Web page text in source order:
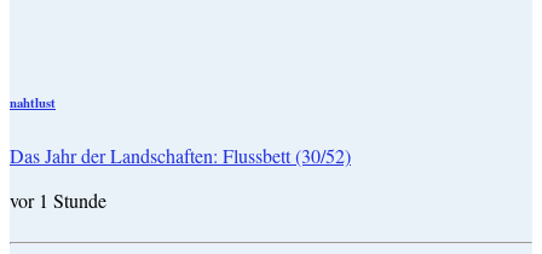
nahtlust
Das Jahr der Landschaften: Flussbett (30/52)
vor 1 Stunde